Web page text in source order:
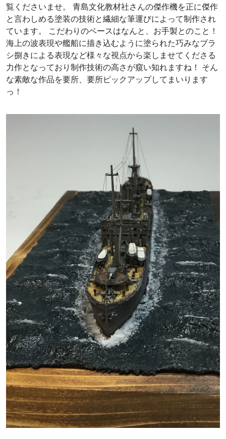
覧くださいませ。 青島文化教材社さんの傑作機を正に傑作
と言わしめる塗装の技術と繊細な筆運びによって制作され
ています。 こだわりのベースはなんと、お手製とのこと！
海上の波表現や艦船に描き込むように塗られた巧みなブラ
シ捌きによる表現など様々な視点から楽しませてくださる
力作となっており制作技術の高さが窺い知れますね！ そん
な素敵な作品を要所、要所ピックアップしてまいります
っ！